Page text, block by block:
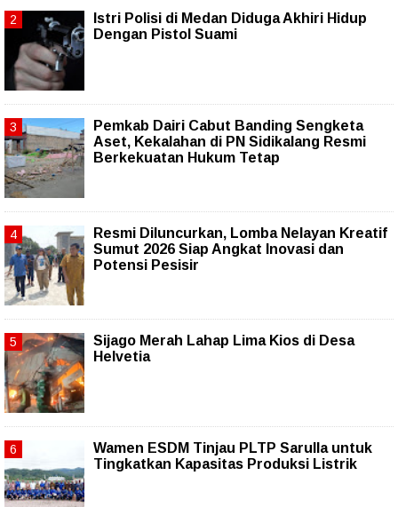
Istri Polisi di Medan Diduga Akhiri Hidup
Dengan Pistol Suami
Pemkab Dairi Cabut Banding Sengketa
Aset, Kekalahan di PN Sidikalang Resmi
Berkekuatan Hukum Tetap
Resmi Diluncurkan, Lomba Nelayan Kreatif
Sumut 2026 Siap Angkat Inovasi dan
Potensi Pesisir
Sijago Merah Lahap Lima Kios di Desa
Helvetia
Wamen ESDM Tinjau PLTP Sarulla untuk
Tingkatkan Kapasitas Produksi Listrik